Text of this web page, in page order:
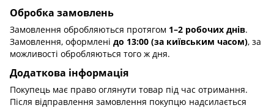
Обробка замовлень
Замовлення обробляються протягом 1–2 робочих днів.
Замовлення, оформлені до 13:00 (за київським часом), за
можливості обробляються того ж дня.
Додаткова інформація
Покупець має право оглянути товар під час отримання.
Після відправлення замовлення покупцю надсилається